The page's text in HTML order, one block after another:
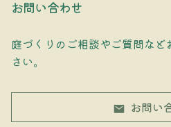
お問い合わせ
庭づくりのご相談やご質問な
さい。
お問い